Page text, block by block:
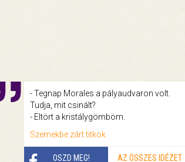
- Tegnap Morales a pályaudvaron volt.
Tudja, mit csinált?
- Eltört a kristálygömböm.
Szemekbe zárt titkok
OSZD MEG! AZ ÖSSZES IDÉZET